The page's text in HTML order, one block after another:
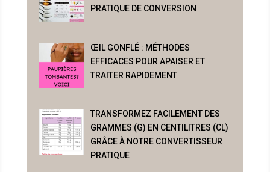
PRATIQUE DE CONVERSION
ŒIL GONFLÉ : MÉTHODES
EFFICACES POUR APAISER ET
TRAITER RAPIDEMENT
TRANSFORMEZ FACILEMENT DES
GRAMMES (G) EN CENTILITRES (CL)
GRÂCE À NOTRE CONVERTISSEUR
PRATIQUE